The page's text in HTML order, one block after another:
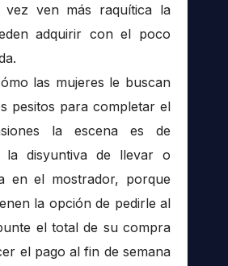
vez ven más raquítica la
adquirir con el poco
las mujeres le buscan
pesitos para completar el
la escena es de
la disyuntiva de llevar o
en el mostrador, porque
la opción de pedirle al
el total de su compra
el pago al fin de semana